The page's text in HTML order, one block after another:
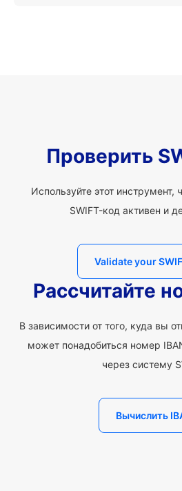
Проверить
Используйте этот инструмент,
SWIFT-код активен и
Validate your
Рассчитайте
В зависимости от того, куда вы
может понадобиться номер
через систему
Вычислить